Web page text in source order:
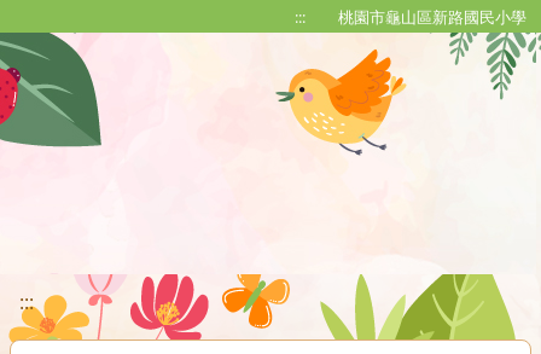
::: 桃園市龜山區新路國民小學
:::